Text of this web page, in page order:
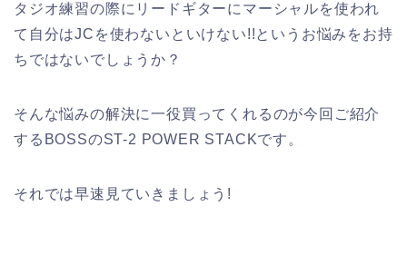
タジオ練習の際にリードギターにマーシャルを使われ
て自分はJCを使わないといけない!!というお悩みをお持
ちではないでしょうか？
そんな悩みの解決に一役買ってくれるのが今回ご紹介
するBOSSのST-2 POWER STACKです。
それでは早速見ていきましょう!